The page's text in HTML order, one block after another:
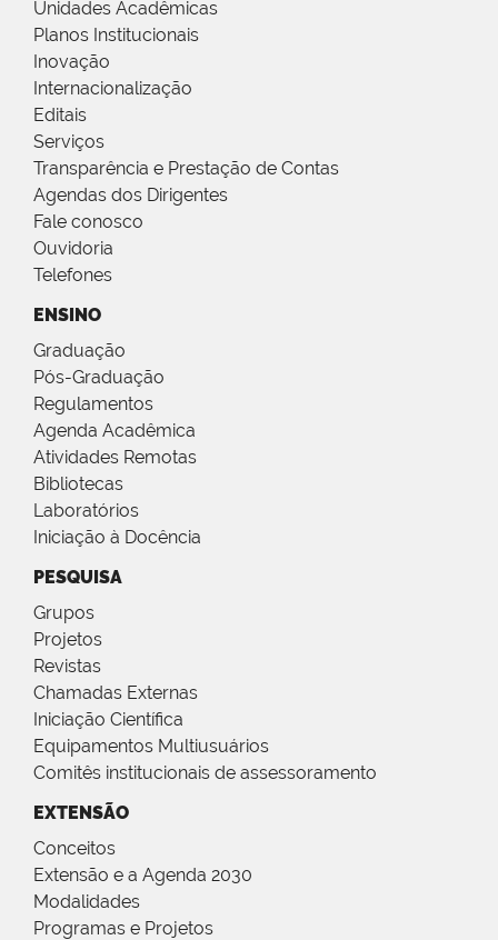
Unidades Acadêmicas
Planos Institucionais
Inovação
Internacionalização
Editais
Serviços
Transparência e Prestação de Contas
Agendas dos Dirigentes
Fale conosco
Ouvidoria
Telefones
ENSINO
Graduação
Pós-Graduação
Regulamentos
Agenda Acadêmica
Atividades Remotas
Bibliotecas
Laboratórios
Iniciação à Docência
PESQUISA
Grupos
Projetos
Revistas
Chamadas Externas
Iniciação Científica
Equipamentos Multiusuários
Comitês institucionais de assessoramento
EXTENSÃO
Conceitos
Extensão e a Agenda 2030
Modalidades
Programas e Projetos